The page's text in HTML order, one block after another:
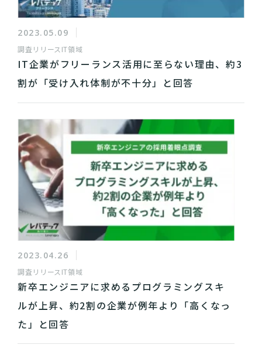
2023.05.09
調査リリース IT領域
IT企業がフリーランス活用に至らない理由、約3
割が「受け入れ体制が不十分」と回答
2023.04.26
調査リリース IT領域
新卒エンジニアに求めるプログラミングスキ
ルが上昇、約2割の企業が例年より「高くなっ
た」と回答